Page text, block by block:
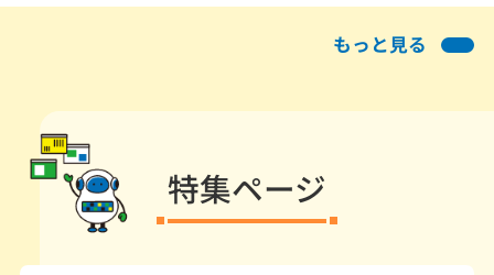
もっと見る
特集ページ